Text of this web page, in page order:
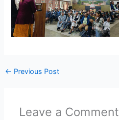
← Previous Post
Leave a Comment